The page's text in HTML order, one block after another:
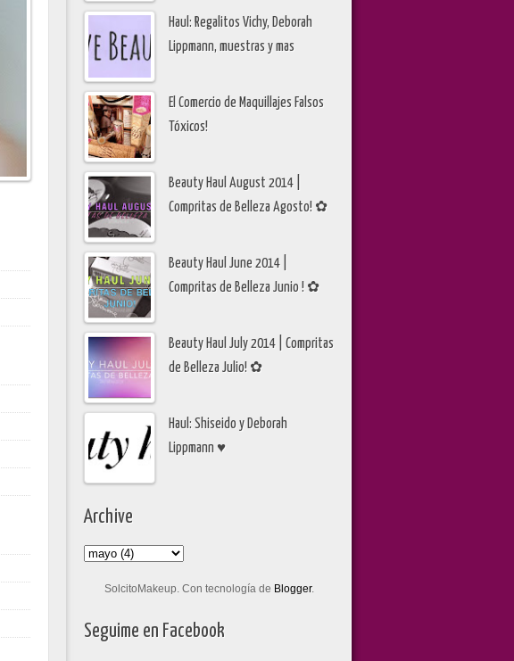
Haul: Regalitos Vichy, Deborah
Lippmann, muestras y mas
El Comercio de Maquillajes Falsos
Tóxicos!
Beauty Haul August 2014 |
Compritas de Belleza Agosto! ✿
Beauty Haul June 2014 |
Compritas de Belleza Junio ! ✿
Beauty Haul July 2014 | Compritas
de Belleza Julio! ✿
Haul: Shiseido y Deborah
Lippmann ♥
Archive
SolcitoMakeup. Con tecnología de Blogger.
Seguime en Facebook